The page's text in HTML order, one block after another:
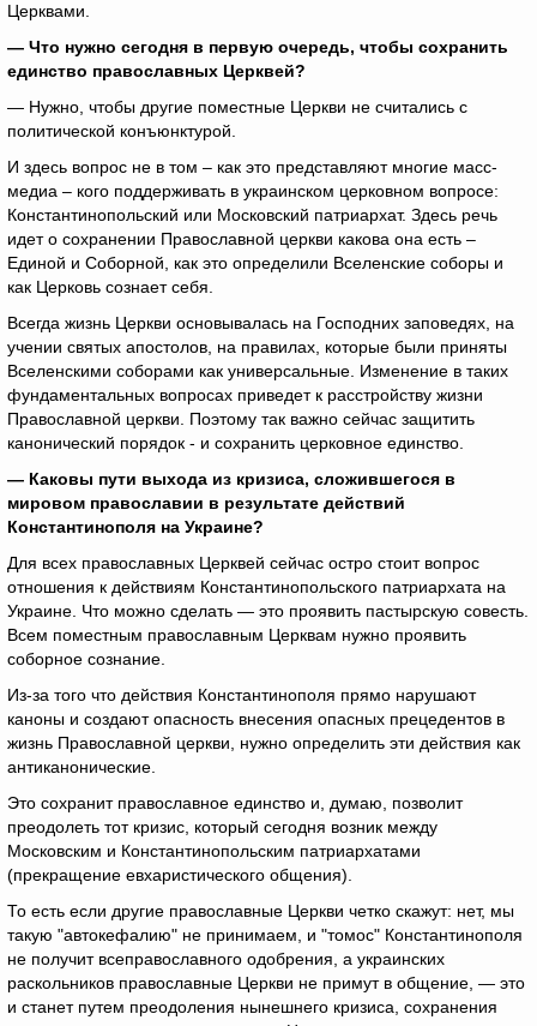
Церквами.
— Что нужно сегодня в первую очередь, чтобы сохранить
единство православных Церквей?
— Нужно, чтобы другие поместные Церкви не считались с
политической конъюнктурой.
И здесь вопрос не в том – как это представляют многие масс-
медиа – кого поддерживать в украинском церковном вопросе:
Константинопольский или Московский патриархат. Здесь речь
идет о сохранении Православной церкви какова она есть –
Единой и Соборной, как это определили Вселенские соборы и
как Церковь сознает себя.
Всегда жизнь Церкви основывалась на Господних заповедях, на
учении святых апостолов, на правилах, которые были приняты
Вселенскими соборами как универсальные. Изменение в таких
фундаментальных вопросах приведет к расстройству жизни
Православной церкви. Поэтому так важно сейчас защитить
канонический порядок - и сохранить церковное единство.
— Каковы пути выхода из кризиса, сложившегося в
мировом православии в результате действий
Константинополя на Украине?
Для всех православных Церквей сейчас остро стоит вопрос
отношения к действиям Константинопольского патриархата на
Украине. Что можно сделать — это проявить пастырскую совесть.
Всем поместным православным Церквам нужно проявить
соборное сознание.
Из-за того что действия Константинополя прямо нарушают
каноны и создают опасность внесения опасных прецедентов в
жизнь Православной церкви, нужно определить эти действия как
антиканонические.
Это сохранит православное единство и, думаю, позволит
преодолеть тот кризис, который сегодня возник между
Московским и Константинопольским патриархатами
(прекращение евхаристического общения).
То есть если другие православные Церкви четко скажут: нет, мы
такую "автокефалию" не принимаем, и "томос" Константинополя
не получит всеправославного одобрения, а украинских
раскольников православные Церкви не примут в общение, — это
и станет путем преодоления нынешнего кризиса, сохранения